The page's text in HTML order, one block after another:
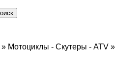
» Мотоциклы - Скутеры - ATV »